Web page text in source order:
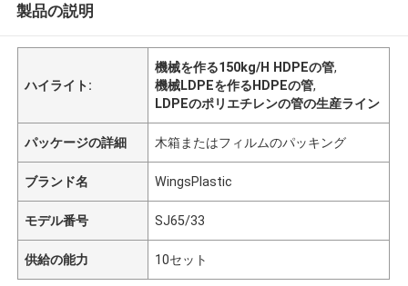
製品の説明
ハイライト:
機械を作る150kg/H HDPEの管,
機械LDPEを作るHDPEの管,
LDPEのポリエチレンの管の生産ライン
パッケージの詳細 木箱またはフィルムのパッキング
ブランド名 WingsPlastic
モデル番号 SJ65/33
供給の能力 10セット